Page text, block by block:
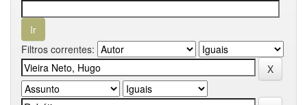
Filtros correntes: